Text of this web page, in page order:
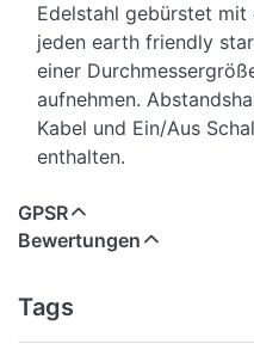
Edelstahl gebürstet
jeden earth friendly
einer
aufnehmen.
Kabel und Ein/Aus
enthalten.
GPSR
Bewertungen
Tags